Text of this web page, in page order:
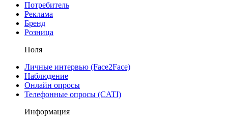
Потребитель
Реклама
Бренд
Розница
Поля
Личные интервью (Face2Face)
Наблюдение
Онлайн опросы
Телефонные опросы (CATI)
Информация